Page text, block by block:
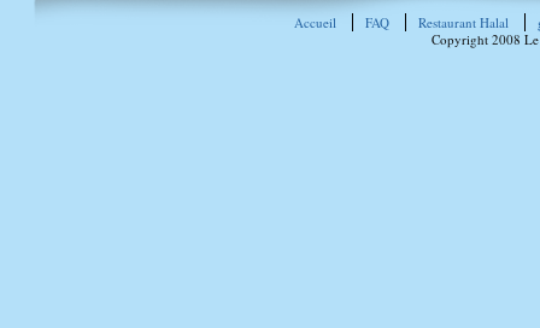
Accueil FAQ Restaurant Halal
Copyright 2008